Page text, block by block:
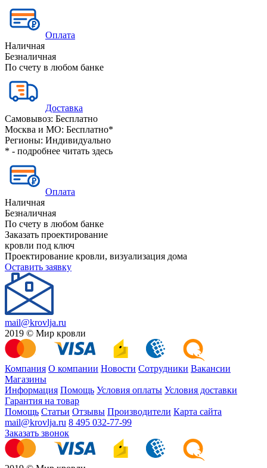
Оплата
Наличная
Безналичная
По счету в любом банке
Доставка
Самовывоз: Бесплатно
Москва и МО: Бесплатно*
Регионы: Индивидуально
* - подробнее читать здесь
Оплата
Наличная
Безналичная
По счету в любом банке
Заказать проектирование
кровли под ключ
Проектирование кровли, визуализация дома
Оставить заявку
mail@krovlja.ru
2019 © Мир кровли
Компания О компании Новости Сотрудники Вакансии
Магазины
Информация Помощь Условия оплаты Условия доставки
Гарантия на товар
Помощь Статьи Отзывы Производители Карта сайта
mail@krovlja.ru 8 495 032-77-99
Заказать звонок